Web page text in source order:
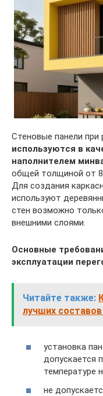
Стеновые панели при
используются в
наполнителем
общей толщиной от
Для создания
используют
стен возможно
внешними слоями.
Основные
эксплуатации
Читайте также:
лучших
установка
допускается
температуре
не